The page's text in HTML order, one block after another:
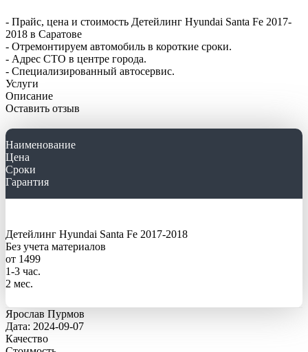
- Прайс, цена и стоимость Детейлинг Hyundai Santa Fe 2017-
2018 в Саратове
- Отремонтируем автомобиль в короткие сроки.
- Адрес СТО в центре города.
- Специализированный автосервис.
Услуги
Описание
Оставить отзыв
Наименование
Цена
Сроки
Гарантия
Детейлинг Hyundai Santa Fe 2017-2018
Без учета материалов
от 1499
1-3 час.
2 мес.
Ярослав Пурмов
Дата: 2024-09-07
Качество